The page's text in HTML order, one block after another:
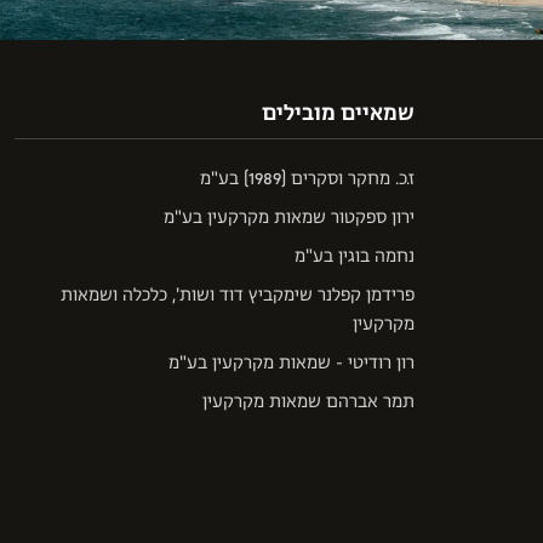
שמאיים מובילים
ז.כ. מחקר וסקרים (1989) בע"מ
ירון ספקטור שמאות מקרקעין בע"מ
נחמה בוגין בע"מ
פרידמן קפלנר שימקביץ דוד ושות', כלכלה ושמאות
מקרקעין
רון רודיטי - שמאות מקרקעין בע"מ
תמר אברהם שמאות מקרקעין